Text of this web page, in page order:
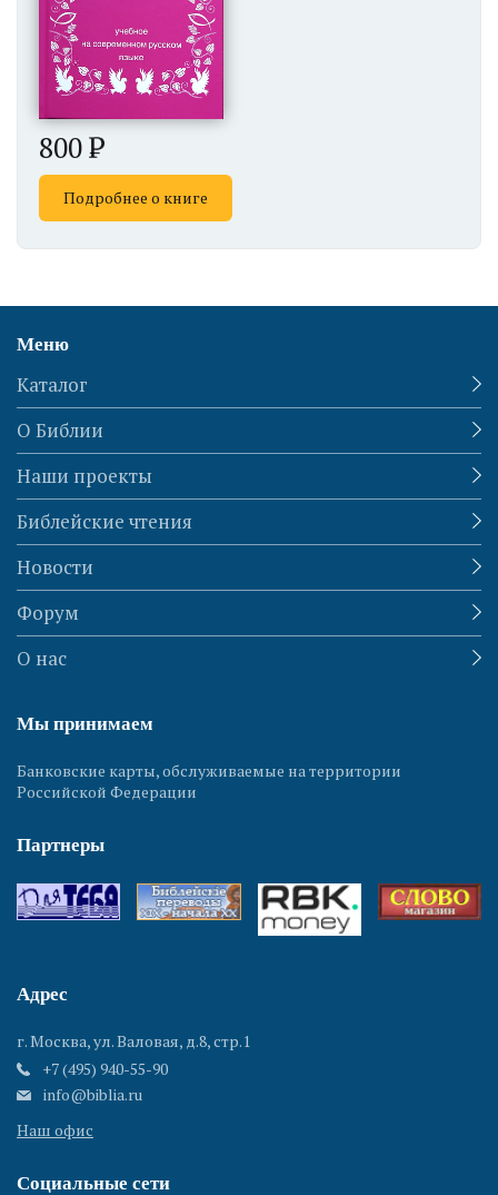
800
Подробнее о книге
Меню
Каталог
О Библии
Наши проекты
Библейские чтения
Новости
Форум
О нас
Мы принимаем
Банковские карты, обслуживаемые на территории
Российской Федерации
Партнеры
Адрес
г. Москва, ул. Валовая, д.8, стр.1
+7 (495) 940-55-90
info@biblia.ru
Наш офис
Социальные сети